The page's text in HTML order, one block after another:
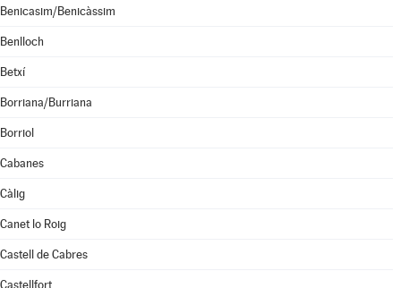
Benicasim/Benicàssim
Benlloch
Betxí
Borriana/Burriana
Borriol
Cabanes
Càlig
Canet lo Roig
Castell de Cabres
Castellfort